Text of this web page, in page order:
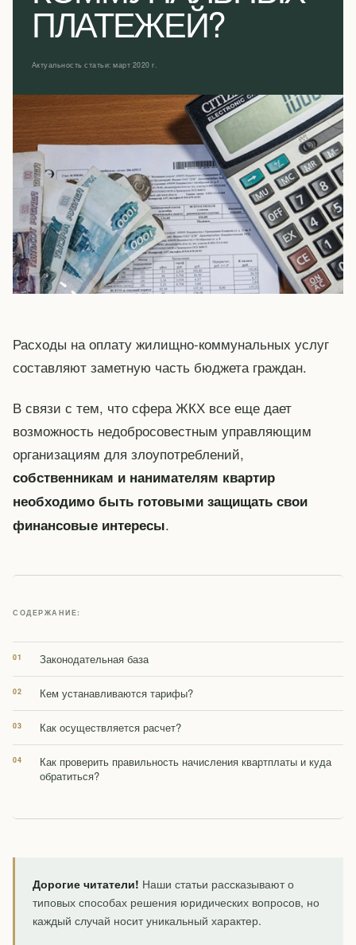
ПЛАТЕЖЕЙ?
Актуальность статьи: март 2020 г.
Расходы на оплату жилищно-коммунальных услуг
составляют заметную часть бюджета граждан.
В связи с тем, что сфера ЖКХ все еще дает
возможность недобросовестным управляющим
организациям для злоупотреблений,
собственникам и нанимателям квартир
необходимо быть готовыми защищать свои
финансовые интересы.
СОДЕРЖАНИЕ:
Законодательная база
Кем устанавливаются тарифы?
Как осуществляется расчет?
Как проверить правильность начисления квартплаты и куда
обратиться?
Дорогие читатели! Наши статьи рассказывают о
типовых способах решения юридических вопросов, но
каждый случай носит уникальный характер.